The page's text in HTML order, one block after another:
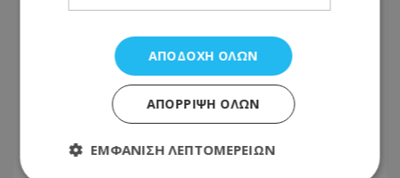
Το εξωτικό φρούτο που καλλιεργείται
μόνο σε ένα ελληνικό νησί
ΑΠΟΔΟΧΉ ΌΛΩΝ
ΑΠΌΡΡΙΨΗ ΌΛΩΝ
ΕΜΦΆΝΙΣΗ ΛΕΠΤΟΜΕΡΕΙΏΝ